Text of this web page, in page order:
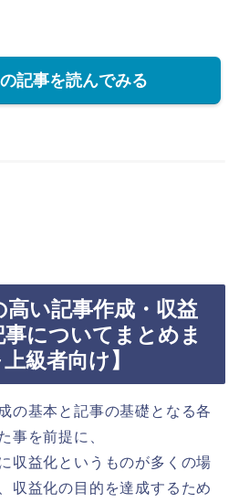
記事を読んでみる
い記事作成・収益
についてまとめま
級者向け】
の基本と記事の基礎となる各
事を前提に、
収益化というものが多くの場
収益化の目的を達成するため